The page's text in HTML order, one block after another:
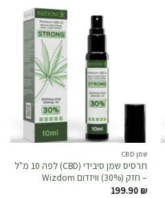
שמן CBD
תרסיס שמן סיבידי (CBD) לפה 10 מ"ל
– חזק (30%) וויזדום Wizdom
199.90 ₪